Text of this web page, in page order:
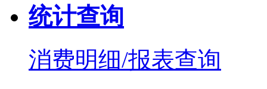
统计查询
消费明细/报表查询